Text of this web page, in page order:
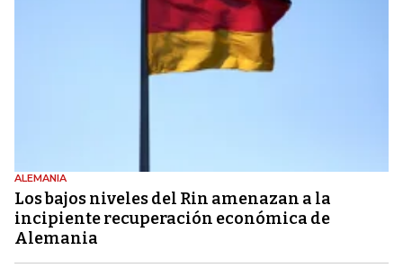
ALEMANIA
Los bajos niveles del Rin amenazan a la
incipiente recuperación económica de
Alemania